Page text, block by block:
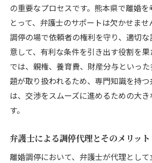
の重要なプロセスです。熊本県で離婚を
とって、弁護士のサポートは欠かせませ
調停の場で依頼者の権利を守り、適切
意して、有利な条件を引き出す役割を
では、親権、養育費、財産分与といっ
題が取り扱われるため、専門知識を持
は、交渉をスムーズに進めるための大
す。
弁護士による調停代理とそのメリット
離婚調停において、弁護士が代理として